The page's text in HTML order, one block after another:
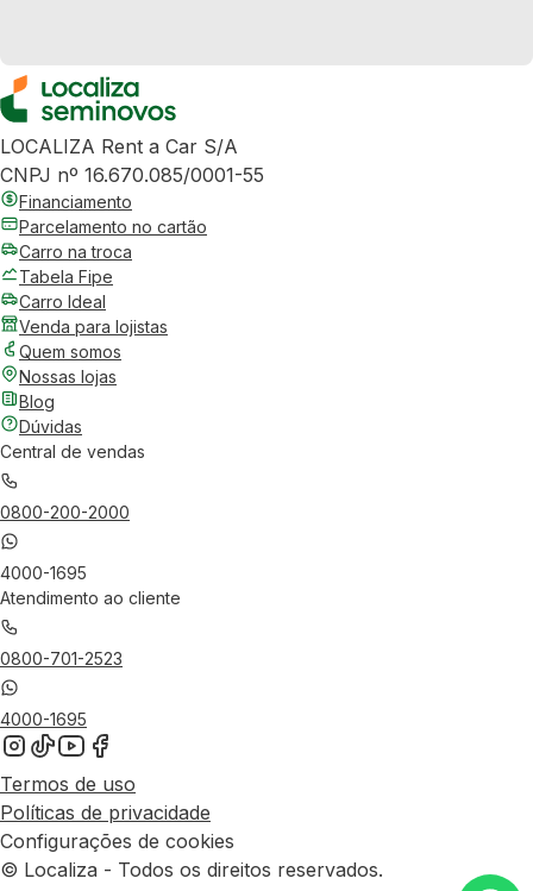
LOCALIZA Rent a Car S/A
CNPJ nº 16.670.085/0001-55
Financiamento
Parcelamento no cartão
Carro na troca
Tabela Fipe
Carro Ideal
Venda para lojistas
Quem somos
Nossas lojas
Blog
Dúvidas
Central de vendas
0800-200-2000
4000-1695
Atendimento ao cliente
0800-701-2523
4000-1695
Termos de uso
Políticas de privacidade
Configurações de cookies
© Localiza - Todos os direitos reservados.